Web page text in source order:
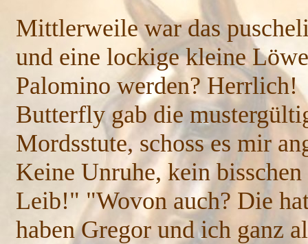
Mittlerweile war das
und eine lockige kleine
Palomino werden? Herrlich!
Butterfly gab die
Mordsstute, schoss es mir
Keine Unruhe, kein
Leib!" "Wovon auch? Die
haben Gregor und ich ganz